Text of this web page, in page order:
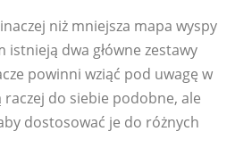
niż mniejsza mapa wyspy
istnieją dwa główne zestawy
powinni wziąć pod uwagę w
raczej do siebie podobne, ale
dostosować je do różnych